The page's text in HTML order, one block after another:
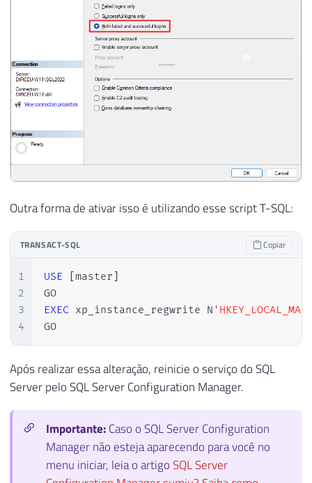
Outra forma de ativar isso é utilizando esse script T-SQL:
TRANSACT-SQL Copiar
1
2
3
4
USE [master]
GO
EXEC xp_instance_regwrite N
GO
Após realizar essa alteração, reinicie o serviço do SQL
Server pelo SQL Server Configuration Manager.
Importante:Caso o SQL Server Configuration
Manager não esteja aparecendo para você no
menu iniciar, leia o artigoSQL Server